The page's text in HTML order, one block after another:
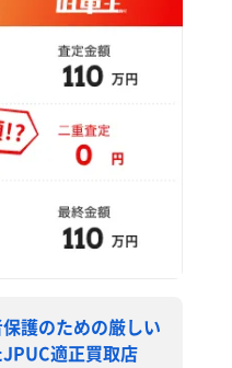
護のための厳しい
適正買取店